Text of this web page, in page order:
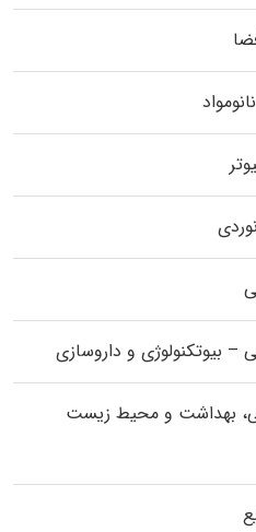
بیوتکنولوژی و داروسازی
بهداشت و محیط زیست